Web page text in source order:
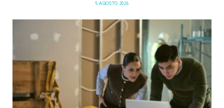
5 AGOSTO 2026